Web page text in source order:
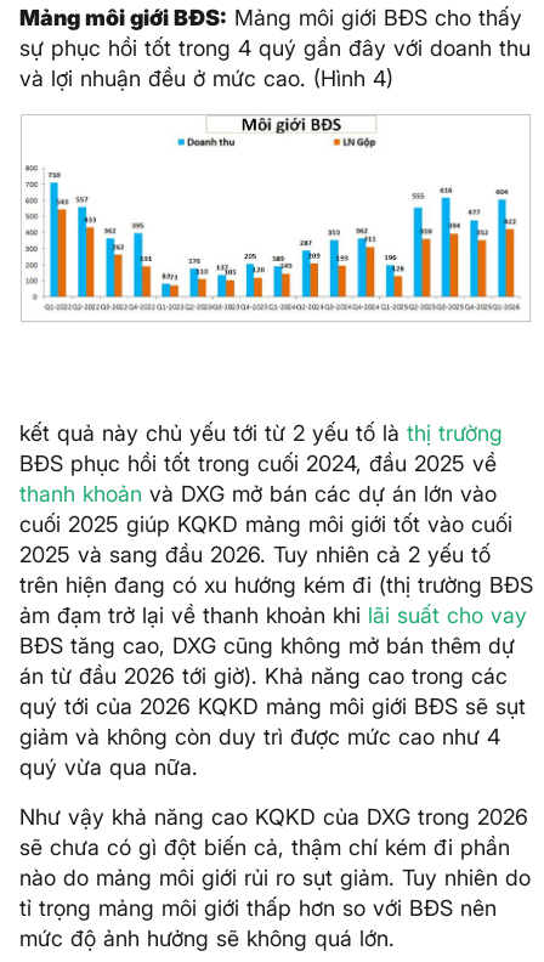
Mảng môi giới BĐS: Mảng môi giới BĐS cho thấy
sự phục hồi tốt trong 4 quý gần đây với doanh thu
và lợi nhuận đều ở mức cao. (Hình 4)
kết quả này chủ yếu tới từ 2 yếu tố là thị trường
BĐS phục hồi tốt trong cuối 2024, đầu 2025 về
thanh khoản và DXG mở bán các dự án lớn vào
cuối 2025 giúp KQKD mảng môi giới tốt vào cuối
2025 và sang đầu 2026. Tuy nhiên cả 2 yếu tố
trên hiện đang có xu hướng kém đi (thị trường BĐS
ảm đạm trở lại về thanh khoản khi lãi suất cho vay
BĐS tăng cao, DXG cũng không mở bán thêm dự
án từ đầu 2026 tới giờ). Khả năng cao trong các
quý tới của 2026 KQKD mảng môi giới BĐS sẽ sụt
giảm và không còn duy trì được mức cao như 4
quý vừa qua nữa.
Như vậy khả năng cao KQKD của DXG trong 2026
sẽ chưa có gì đột biến cả, thậm chí kém đi phần
nào do mảng môi giới rủi ro sụt giảm. Tuy nhiên do
tỉ trọng mảng môi giới thấp hơn so với BĐS nên
mức độ ảnh hưởng sẽ không quá lớn.